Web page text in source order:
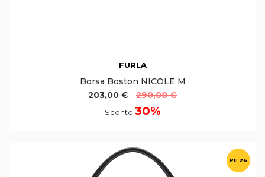
FURLA
Borsa Boston NICOLE M
203,00 €
290,00 €
Sconto 30%
PE 26